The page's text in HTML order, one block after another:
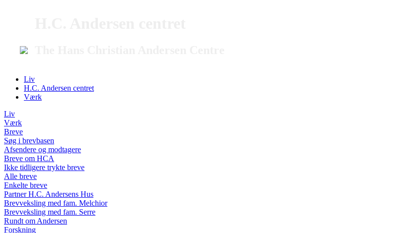
Liv
H.C. Andersen centret
Værk
Liv
Værk
Breve
Søg i brevbasen
Afsendere og modtagere
Breve om HCA
Ikke tidligere trykte breve
Alle breve
Enkelte breve
Partner H.C. Andersens Hus
Brevveksling med fam. Melchior
Brevveksling med fam. Serre
Rundt om Andersen
Forskning